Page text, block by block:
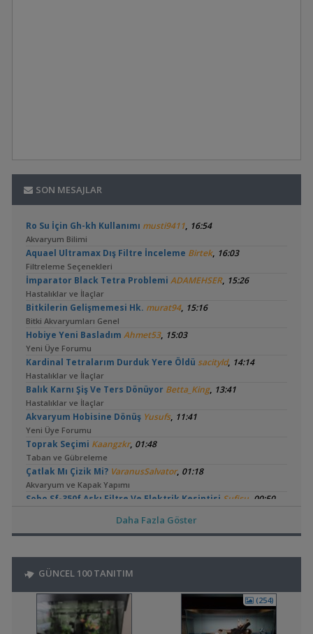
SON MESAJLAR
Ro Su İçin Gh-kh Kullanımı musti9411, 16:54
Akvaryum Bilimi
Aquael Ultramax Dış Filtre İnceleme Birtek, 16:03
Filtreleme Seçenekleri
İmparator Black Tetra Problemi ADAMEHSER, 15:26
Hastalıklar ve İlaçlar
Bitkilerin Gelişmemesi Hk. murat94, 15:16
Bitki Akvaryumları Genel
Hobiye Yeni Basladım Ahmet53, 15:03
Yeni Üye Forumu
Kardinal Tetralarım Durduk Yere Öldü sacityld, 14:14
Hastalıklar ve İlaçlar
Balık Karnı Şiş Ve Ters Dönüyor Betta_King, 13:41
Hastalıklar ve İlaçlar
Akvaryum Hobisine Dönüş Yusufs, 11:41
Yeni Üye Forumu
Toprak Seçimi Kaangzkr, 01:48
Taban ve Gübreleme
Çatlak Mı Çizik Mi? VaranusSalvator, 01:18
Akvaryum ve Kapak Yapımı
Sobo Sf-350f Askı Filtre Ve Elektrik Kesintisi Sufisu, 00:50
Çözemediğim Problem Firebolt,23:55
Yeni Üye Forumu
Malzemeler ve Yemler Forumu
Karideslerin Cinsiyeti Nedir?
Cinsiyet ve Tür Belirleme
Buhar Camı Ve Şelale Filtre Çıkmazı emocdgn06,20:59
Yeni Üye Forumu
Daha Fazla Göster
GÜNCEL 100 TANITIM
(254)